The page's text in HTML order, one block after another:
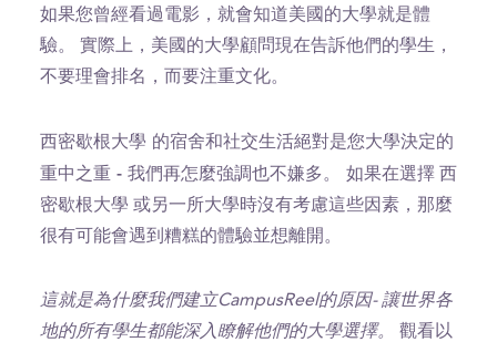
如果您曾經看過電影，就會知道美國的大學就是體
驗。 實際上，美國的大學顧問現在告訴他們的學生，
不要理會排名，而要注重文化。
西密歇根大學 的宿舍和社交生活絕對是您大學決定的
重中之重 - 我們再怎麼強調也不嫌多。
如果在選擇 西
密歇根大學 或另一所大學時沒有考慮這些因素，那麼
很有可能會遇到糟糕的體驗並想離開。
這就是為什麼我們建立CampusReel的原因- 讓世界各
地的所有學生都能深入瞭解他們的大學選擇。 觀看以